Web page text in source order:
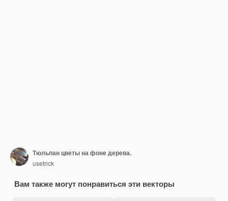
Тюльпан цветы на фоне дерева.
usetrick
Вам также могут понравиться эти векторы